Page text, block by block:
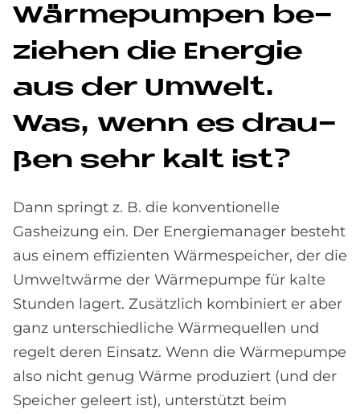
Wär­me­pum­pen be­
zie­hen die En­er­gie
aus der Um­welt.
Was, wenn es drau­
ßen sehr kalt ist?
Dann springt z. B. die konventionelle
Gasheizung ein. Der Energiemanager besteht
aus einem effizienten Wärmespeicher, der die
Umweltwärme der Wärmepumpe für kalte
Stunden lagert. Zusätzlich kombiniert er aber
ganz unterschiedliche Wärmequellen und
regelt deren Einsatz. Wenn die Wärmepumpe
also nicht genug Wärme produziert (und der
Speicher geleert ist), unterstützt beim